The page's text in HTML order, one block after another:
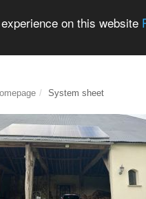
on this website
System sheet